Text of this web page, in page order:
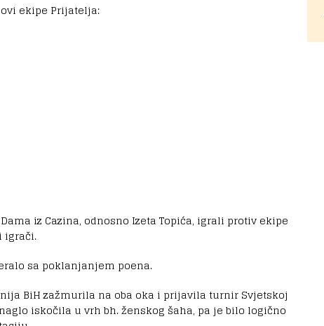
ekipe Prijatelja:
iz Cazina, odnosno Izeta Topića, igrali protiv ekipe
igrači.
sa poklanjanjem poena.
BiH zažmurila na oba oka i prijavila turnir Svjetskoj
iskočila u vrh bh. ženskog šaha, pa je bilo logično